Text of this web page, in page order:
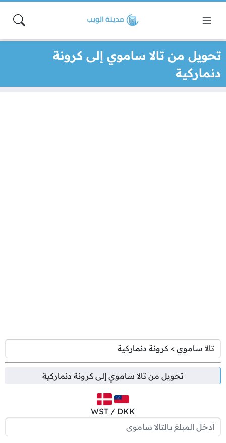
تحويل من تالا ساموي إلى كرونة
دنماركية
تحويل من تالا ساموي إلى كرونة دنماركية
WST / DKK